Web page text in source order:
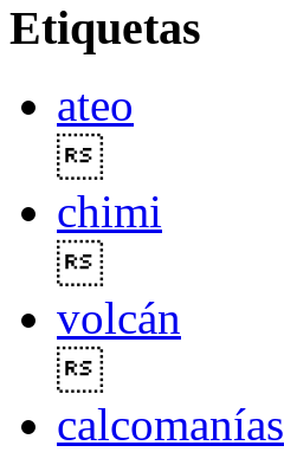
Etiquetas
ateo
chimi
volcán
calcomanías